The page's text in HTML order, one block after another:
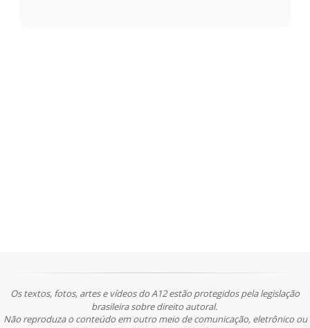
Os textos, fotos, artes e vídeos do A12 estão protegidos pela legislação
brasileira sobre direito autoral.
Não reproduza o conteúdo em outro meio de comunicação, eletrônico ou